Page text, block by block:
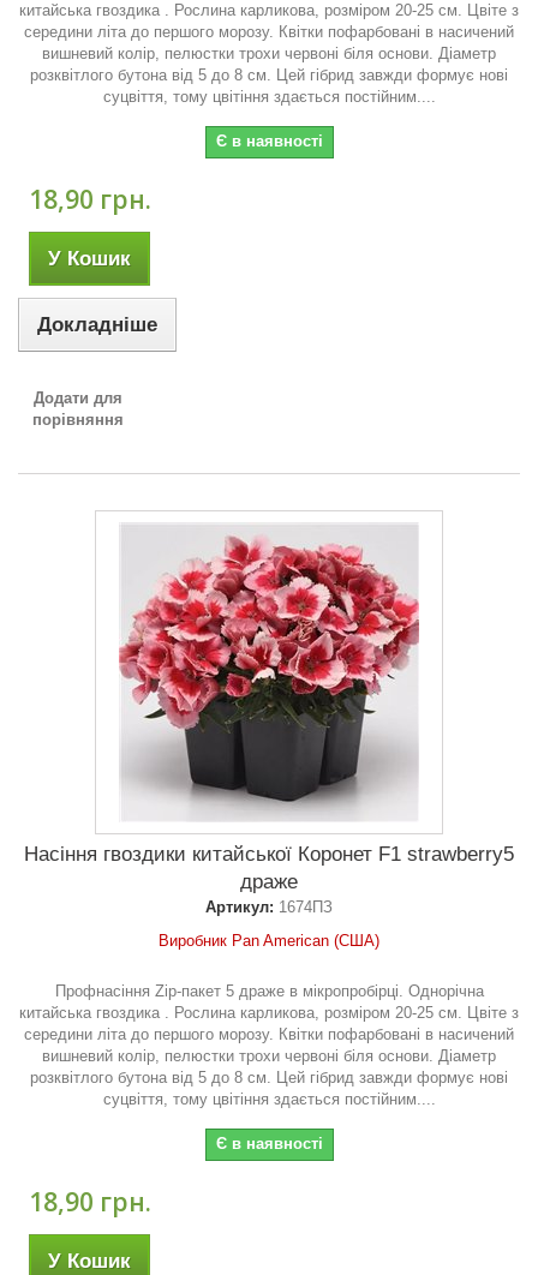
китайська гвоздика . Рослина карликова, розміром 20-25 см. Цвіте з
середини літа до першого морозу. Квітки пофарбовані в насичений
вишневий колір, пелюстки трохи червоні біля основи. Діаметр
розквітлого бутона від 5 до 8 см. Цей гібрид завжди формує нові
суцвіття, тому цвітіння здається постійним....
Є в наявності
18,90 грн.
У Кошик
Докладніше
Додати для
порівняння
Насіння гвоздики китайської Коронет F1 strawberry5
драже
Артикул: 1674ПЗ
Виробник Pan American (США)
Профнасіння Zip-пакет 5 драже в мікропробірці. Однорічна
китайська гвоздика . Рослина карликова, розміром 20-25 см. Цвіте з
середини літа до першого морозу. Квітки пофарбовані в насичений
вишневий колір, пелюстки трохи червоні біля основи. Діаметр
розквітлого бутона від 5 до 8 см. Цей гібрид завжди формує нові
суцвіття, тому цвітіння здається постійним....
Є в наявності
18,90 грн.
У Кошик